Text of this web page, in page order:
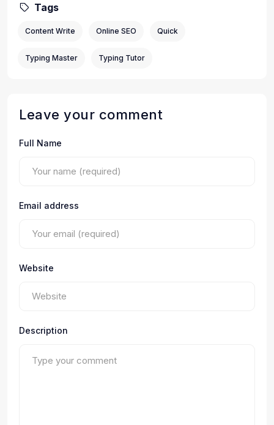
Tags
Content Write Online SEO Quick
Typing Master Typing Tutor
Leave your comment
Full Name
Email address
Website
Description